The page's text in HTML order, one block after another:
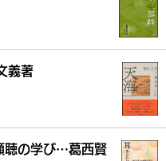
義著
聴の学び…葛西賢